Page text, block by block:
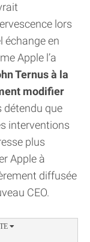
lors
échange en
Apple l’a
Ternus à la
modifier
détendu que
interventions
plus
Apple à
diffusée
CEO.